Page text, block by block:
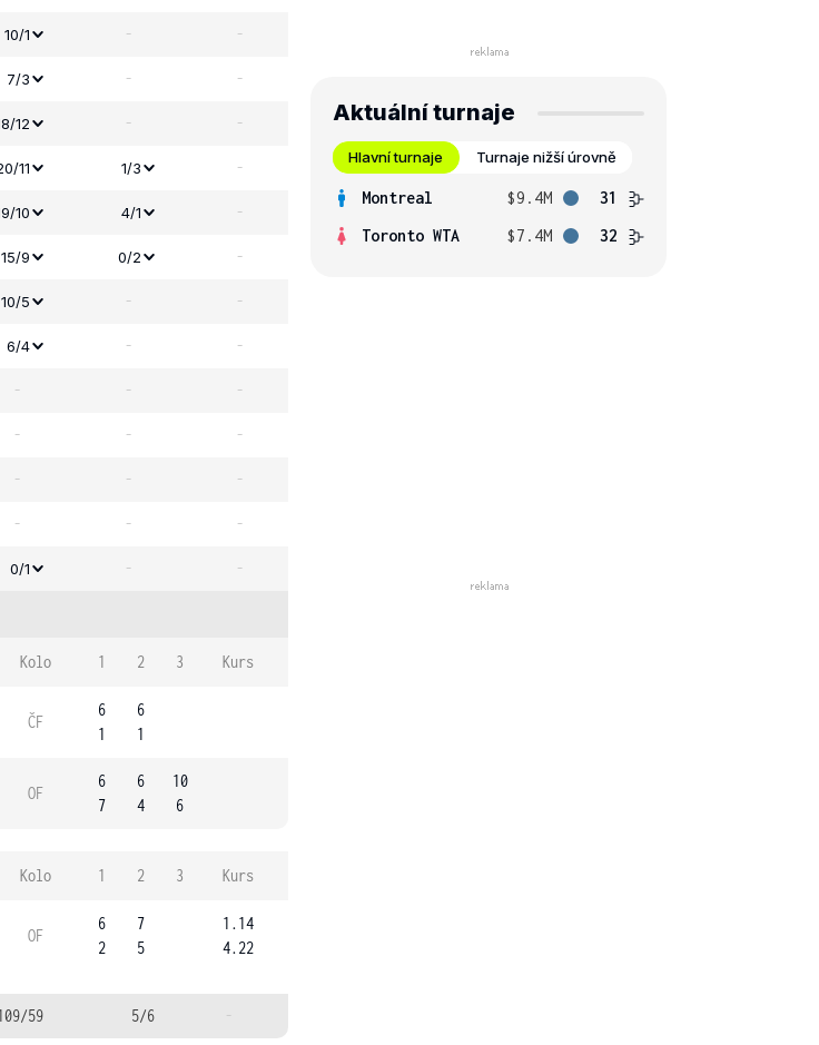
10/1 - -
7/3 - -
12 - -
11 1/3 -
10 4/1 -
15/9 0/2 -
10/5 - -
6/4 - -
- - -
- - -
- - -
- - -
0/1 - -
Kolo 1 2 3 Kurs
ČF
6
1
6
1
OF
6
7
6
4
10
6
Kolo 1 2 3 Kurs
OF
6
2
7
5
1.14
4.22
59 5/6 -
Aktuální turnaje
Hlavní turnaje Turnaje nižší úrovně
Montreal $9.4M
31
Toronto WTA
$7.4M 32